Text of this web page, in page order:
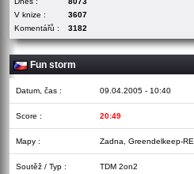
V knize :
3607
Komentářů :
3182
Fun storm
Datum, čas : 09.04.2005 - 10:40
Score : 20:49
Mapy : Zadna, Greendelkeep-RE
Soutěž / Typ : TDM 2on2